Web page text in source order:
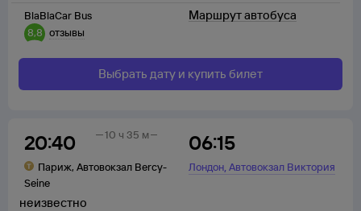
BlaBlaCar Bus
8,8 отзывы
Маршрут автобуса
Выбрать дату и купить билет
20:40
Париж, Автовокзал Bercy-
Seine
06:15
Лондон,Автовокзал Виктория
10 ч 35 м
неизвестно